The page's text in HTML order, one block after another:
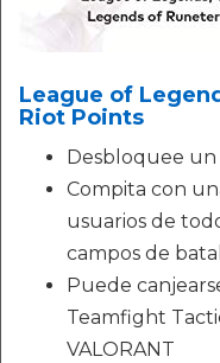
League of
Riot Points
Desbloquee un
Compita con
usuarios de
campos de
Puede
Teamfight
VALORANT